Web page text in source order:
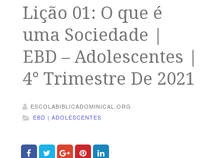
Lição 01: O que é
uma Sociedade |
EBD – Adolescentes |
4° Trimestre De 2021
ESCOLABIBLICADOMINICAL.ORG
EBD | ADOLESCENTES